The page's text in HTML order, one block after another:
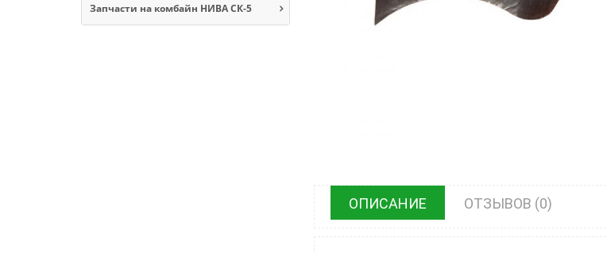
Запчасти на комбайн НИВА СК-5
ОПИСАНИЕ ОТЗЫВОВ (0)